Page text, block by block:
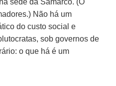
Não há um
do custo social e
sob governos de
o que há é um